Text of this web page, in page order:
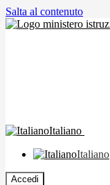
Salta al contenuto
Italiano
Italiano
Accedi